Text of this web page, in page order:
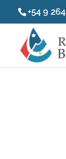
+54 9